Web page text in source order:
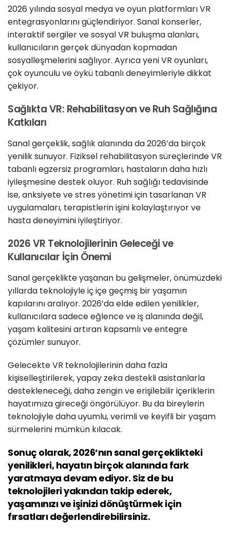
2026 yılında sosyal medya ve oyun platformları VR
entegrasyonlarını güçlendiriyor. Sanal konserler,
interaktif sergiler ve sosyal VR buluşma alanları,
kullanıcıların gerçek dünyadan kopmadan
sosyalleşmelerini sağlıyor. Ayrıca yeni VR oyunları,
çok oyunculu ve öykü tabanlı deneyimleriyle dikkat
çekiyor.
Sağlıkta VR: Rehabilitasyon ve Ruh Sağlığına
Katkıları
Sanal gerçeklik, sağlık alanında da 2026’da birçok
yenilik sunuyor. Fiziksel rehabilitasyon süreçlerinde VR
tabanlı egzersiz programları, hastaların daha hızlı
iyileşmesine destek oluyor. Ruh sağlığı tedavisinde
ise, anksiyete ve stres yönetimi için tasarlanan VR
uygulamaları, terapistlerin işini kolaylaştırıyor ve
hasta deneyimini iyileştiriyor.
2026 VR Teknolojilerinin Geleceği ve
Kullanıcılar İçin Önemi
Sanal gerçeklikte yaşanan bu gelişmeler, önümüzdeki
yıllarda teknolojiyle iç içe geçmiş bir yaşamın
kapılarını aralıyor. 2026’da elde edilen yenilikler,
kullanıcılara sadece eğlence ve iş alanında değil,
yaşam kalitesini artıran kapsamlı ve entegre
çözümler sunuyor.
Gelecekte VR teknolojilerinin daha fazla
kişiselleştirilerek, yapay zeka destekli asistanlarla
destekleneceği, daha zengin ve erişilebilir içeriklerin
hayatımıza gireceği öngörülüyor. Bu da bireylerin
teknolojiyle daha uyumlu, verimli ve keyifli bir yaşam
sürmelerini mümkün kılacak.
Sonuç olarak, 2026’nın sanal gerçeklikteki
yenilikleri, hayatın birçok alanında fark
yaratmaya devam ediyor. Siz de bu
teknolojileri yakından takip ederek,
yaşamınızı ve işinizi dönüştürmek için
fırsatları değerlendirebilirsiniz.